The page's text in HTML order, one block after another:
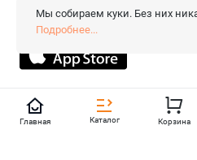
Сопровождение сайта
- Вебформат.
Все права защищены.
Не является публичной офертой
Политика конфиденциальности
Главная Каталог Корзина
Мы собираем куки. Без них
Подробнее...